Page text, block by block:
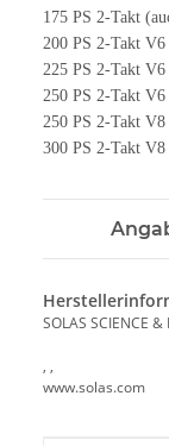
175 PS 2-Takt
200 PS 2-Takt
225 PS 2-Takt
250 PS 2-Takt
250 PS 2-Takt
300 PS 2-Takt
SOLAS SCIENCE &
, ,
www.solas.com